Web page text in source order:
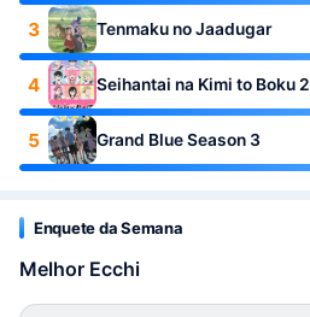
3 Tenmaku no Jaadugar
4 Seihantai na Kimi to Boku
5 Grand Blue Season 3
Enquete da Semana
Melhor Ecchi